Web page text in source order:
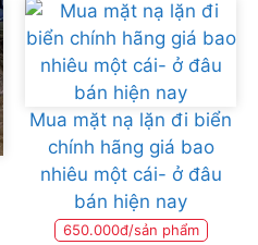
Mua mặt nạ lặn đi biển
chính hãng giá bao
nhiêu một cái- ở đâu
bán hiện nay
650.000đ/sản phẩm